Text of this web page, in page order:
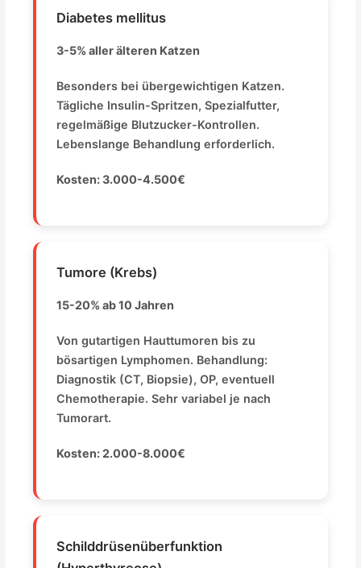
Diabetes mellitus
3-5% aller älteren Katzen
Besonders bei übergewichtigen Katzen.
Tägliche Insulin-Spritzen, Spezialfutter,
regelmäßige Blutzucker-Kontrollen.
Lebenslange Behandlung erforderlich.
Kosten: 3.000-4.500€
Tumore (Krebs)
15-20% ab 10 Jahren
Von gutartigen Hauttumoren bis zu
bösartigen Lymphomen. Behandlung:
Diagnostik (CT, Biopsie), OP, eventuell
Chemotherapie. Sehr variabel je nach
Tumorart.
Kosten: 2.000-8.000€
Schilddrüsenüberfunktion